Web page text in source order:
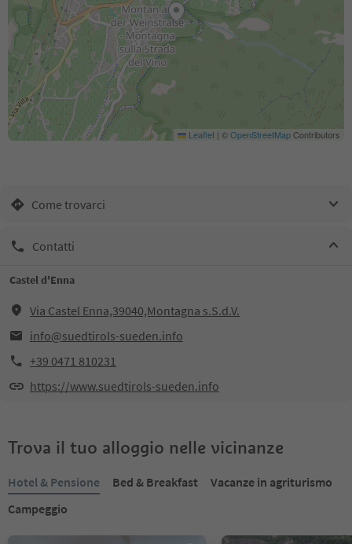
Leaflet | ©OpenStreetMapContributors
Come trovarci
Contatti
Castel d'Enna
Via Castel Enna,39040,Montagna s.S.d.V.
info@suedtirols-sueden.info
+39 0471 810231
https://www.suedtirols-sueden.info
Trova il tuo alloggio nelle vicinanze
Hotel & Pensione Bed & Breakfast
Vacanze in agriturismo
Campeggio